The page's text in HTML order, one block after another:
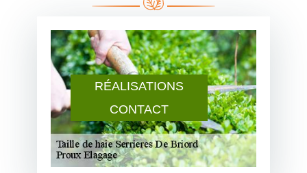
RÉALISATIONS
CONTACT